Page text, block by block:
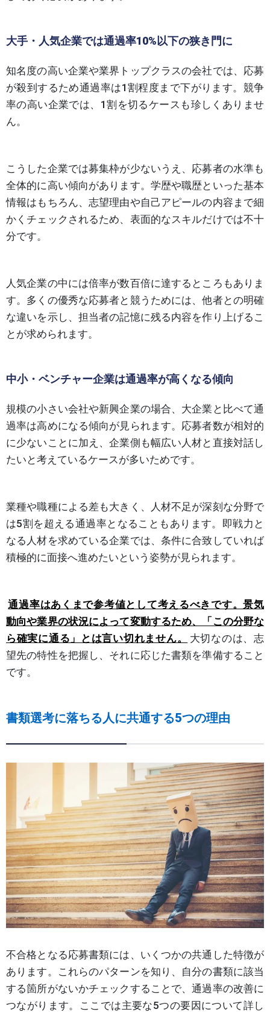
大手・人気企業では通過率10%以下の狭き門に
知名度の高い企業や業界トップクラスの会社では、応募
が殺到するため通過率は1割程度まで下がります。競争
率の高い企業では、1割を切るケースも珍しくありませ
ん。
こうした企業では募集枠が少ないうえ、応募者の水準も
全体的に高い傾向があります。学歴や職歴といった基本
情報はもちろん、志望理由や自己アピールの内容まで細
かくチェックされるため、表面的なスキルだけでは不十
分です。
人気企業の中には倍率が数百倍に達するところもありま
す。多くの優秀な応募者と競うためには、他者との明確
な違いを示し、担当者の記憶に残る内容を作り上げるこ
とが求められます。
中小・ベンチャー企業は通過率が高くなる傾向
規模の小さい会社や新興企業の場合、大企業と比べて通
過率は高めになる傾向が見られます。応募者数が相対的
に少ないことに加え、企業側も幅広い人材と直接対話し
たいと考えているケースが多いためです。
業種や職種による差も大きく、人材不足が深刻な分野で
は5割を超える通過率となることもあります。即戦力と
なる人材を求めている企業では、条件に合致していれば
積極的に面接へ進めたいという姿勢が見られます。
通過率はあくまで参考値として考えるべきです。景気
動向や業界の状況によって変動するため、「この分野な
ら確実に通る」とは言い切れません。
大切なのは、志
望先の特性を把握し、それに応じた書類を準備すること
です。
書類選考に落ちる人に共通する5つの理由
不合格となる応募書類には、いくつかの共通した特徴が
あります。これらのパターンを知り、自分の書類に該当
する箇所がないかチェックすることで、通過率の改善に
つながります。ここでは主要な5つの要因について詳し